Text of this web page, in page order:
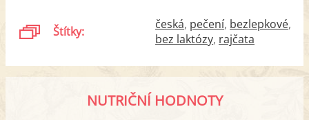
Štítky: česká pečení bezlepkové
bez laktózy rajčata
NUTRIČNÍ HODNOTY